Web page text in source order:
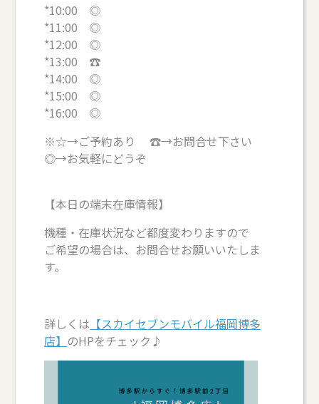
*10:00 ◎
*11:00 ◎
*12:00 ◎
*13:00 ☎
*14:00 ◎
*15:00 ◎
*16:00 ◎
※☆→ご予約あり ☎→お問合せ下さい
◎→お気軽にどうぞ
【本日の端末在庫情報】
機種・在庫状況など都度変わりますので
ご希望の場合は、お問合せお願いいたしま
す。
詳しくは 【スカイセブンモバイル福岡博多
店】 のHPをチェック♪